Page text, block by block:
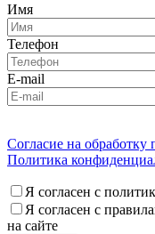
Имя
Телефон
E-mail
Согласие на
Политика
Я согласен с
Я согласен с
на сайте